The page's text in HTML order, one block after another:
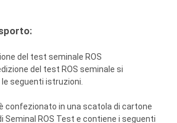
del test seminale ROS
del test ROS seminale si
seguenti istruzioni.
è confezionato in una scatola di cartone
Seminal ROS Test e contiene i seguenti